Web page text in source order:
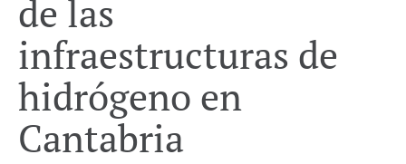
de las
infraestructuras de
hidrógeno en
Cantabria